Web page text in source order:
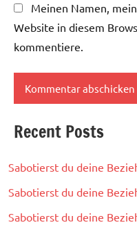
Meinen Namen,
Website in diesem
kommentiere.
Recent Posts
Sabotierst du deine
Sabotierst du deine
Sabotierst du deine